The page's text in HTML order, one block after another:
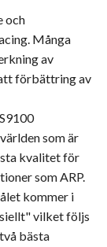
och
Många
av
förbättring av
som är
kvalitet för
som ARP.
kommer i
vilket följs
bästa